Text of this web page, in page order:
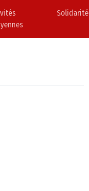
Solidarité